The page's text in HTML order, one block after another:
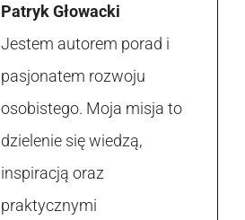
Patryk Głowacki
Jestem autorem porad i
pasjonatem rozwoju
osobistego. Moja misja to
dzielenie się wiedzą,
inspiracją oraz
praktycznymi